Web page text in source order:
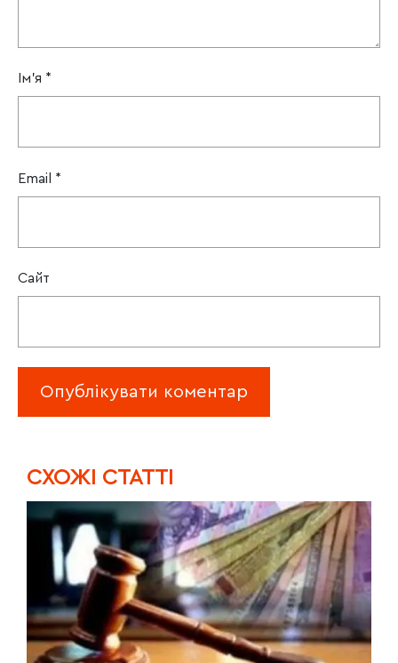
Ім'я *
Email *
Сайт
CХОЖІ СТАТТІ